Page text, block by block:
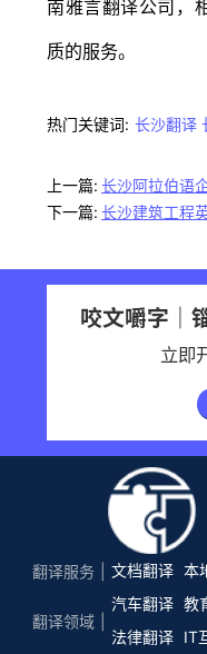
南雅言翻译公司，
质的服务。
热门关键词: 长沙翻译
上一篇: 长沙阿拉伯语
下一篇: 长沙建筑工程
咬文嚼字｜
立即
翻译服务 文档翻译 本
翻译领域
汽车翻译 教
法律翻译
IT